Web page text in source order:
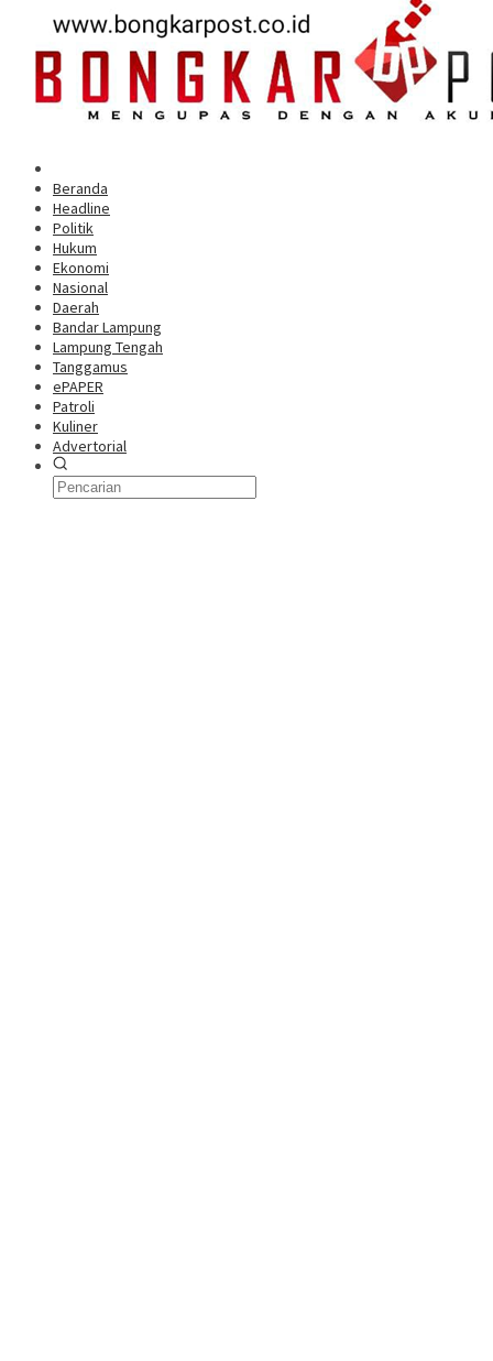
Beranda
Headline
Politik
Hukum
Ekonomi
Nasional
Daerah
Bandar Lampung
Lampung Tengah
Tanggamus
ePAPER
Patroli
Kuliner
Advertorial